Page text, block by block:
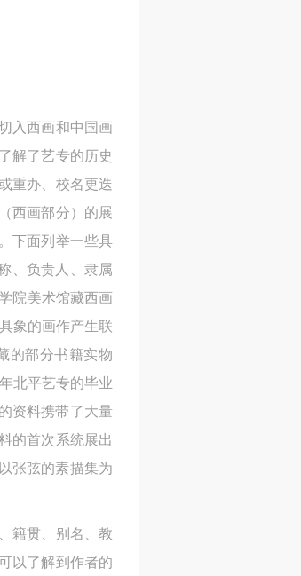
入西画和中国画
解了艺专的历史
重办、校名更迭
西画部分）的展
下面列举一些具
、负责人、隶属
院美术馆藏西画
象的画作产生联
的部分书籍实物
北平艺专的毕业
资料携带了大量
的首次系统展出
张弦的素描集为
籍贯、别名、教
以了解到作者的